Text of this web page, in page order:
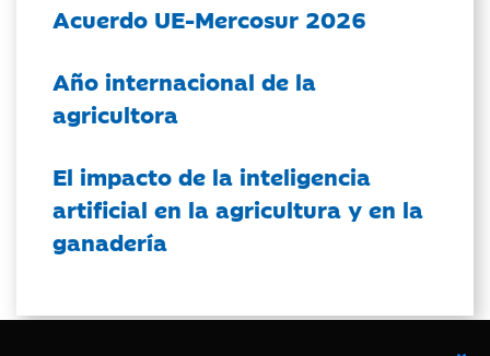
Acuerdo UE-Mercosur 2026
Año internacional de la
agricultora
El impacto de la inteligencia
artificial en la agricultura y en la
ganadería